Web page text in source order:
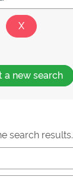
a new search
search results.